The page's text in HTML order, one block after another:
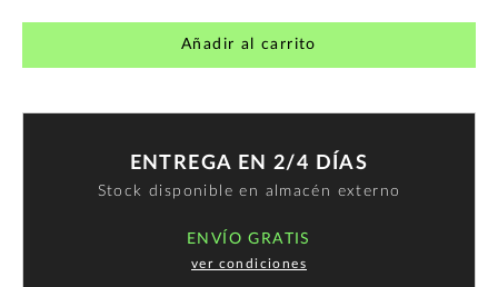
Añadir al carrito
ENTREGA EN 2/4 DÍAS
Stock disponible en almacén externo
ENVÍO GRATIS
ver condiciones